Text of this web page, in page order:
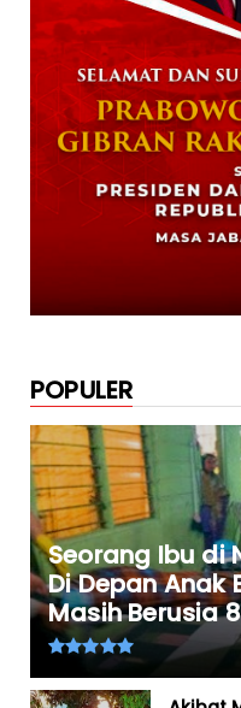
POPULER
Seorang Ibu di
Di Depan Anak
Masih Berusia